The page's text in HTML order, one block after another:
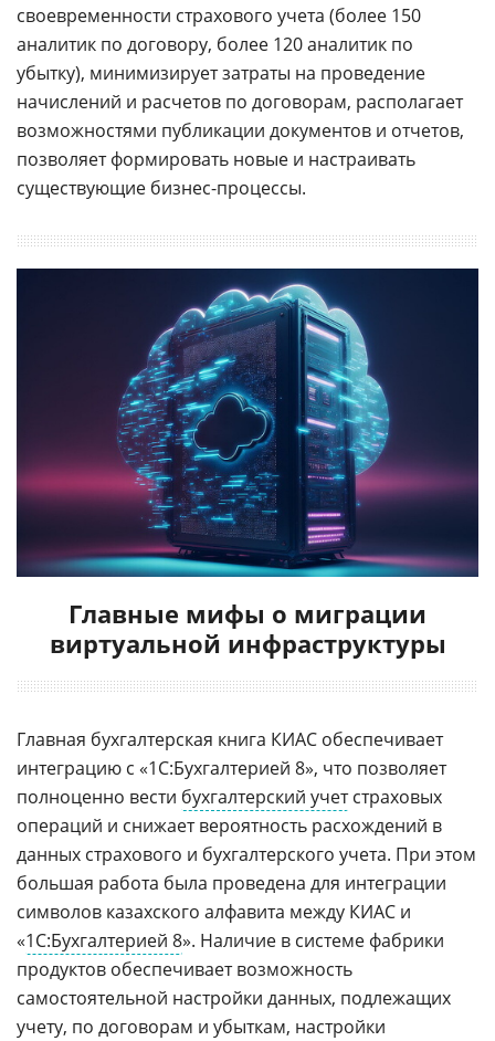
своевременности страхового учета (более 150
аналитик по договору, более 120 аналитик по
убытку), минимизирует затраты на проведение
начислений и расчетов по договорам, располагает
возможностями публикации документов и отчетов,
позволяет формировать новые и настраивать
существующие бизнес-процессы.
Главные мифы о миграции
виртуальной инфраструктуры
Главная бухгалтерская книга КИАС обеспечивает
интеграцию с «1С:Бухгалтерией 8», что позволяет
полноценно вести бухгалтерский учетстраховых
операций и снижает вероятность расхождений в
данных страхового и бухгалтерского учета. При этом
большая работа была проведена для интеграции
символов казахского алфавита между КИАС и
«1С:Бухгалтерией 8». Наличие в системе фабрики
продуктов обеспечивает возможность
самостоятельной настройки данных, подлежащих
учету, по договорам и убыткам, настройки